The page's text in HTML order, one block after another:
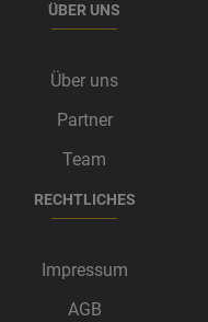
ÜBER UNS
Über uns
Partner
Team
RECHTLICHES
Impressum
AGB